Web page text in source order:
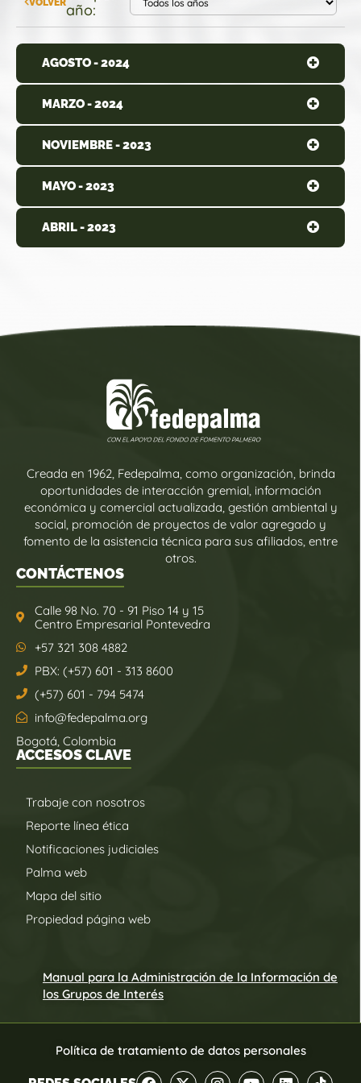
año:
AGOSTO - 2024
MARZO - 2024
NOVIEMBRE - 2023
MAYO - 2023
ABRIL - 2023
Creada en 1962, Fedepalma, como organización, brinda
oportunidades de interacción gremial, información
económica y comercial actualizada, gestión ambiental y
social, promoción de proyectos de valor agregado y
fomento de la asistencia técnica para sus afiliados, entre
otros.
CONTÁCTENOS
Calle 98 No. 70 - 91 Piso 14 y 15
Centro Empresarial Pontevedra
+57 321 308 4882
PBX: (+57) 601 - 313 8600
(+57) 601 - 794 5474
info@fedepalma.org
Bogotá, Colombia
ACCESOS CLAVE
Trabaje con nosotros
Reporte línea ética
Notificaciones judiciales
Palma web
Mapa del sitio
Propiedad página web
Manual para la Administración de la Información de
los Grupos de Interés
Política de tratamiento de datos personales